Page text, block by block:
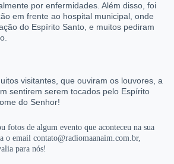
por enfermidades. Além disso, foi
em frente ao hospital municipal, onde
do Espírito Santo, e muitos pediram
visitantes, que ouviram os louvores, a
sentirem serem tocados pelo Espírito
do Senhor!
fotos de algum evento que aconteceu na sua
o email contato@radiomaanaim.com.br,
para nós!